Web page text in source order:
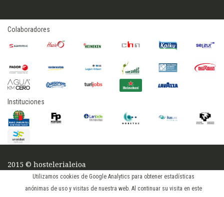
Utilizamos cookies de Google Analytics para obtener estadísticas
anónimas de uso y visitas de nuestra web. Al continuar su visita en este
Colaboradores
Instituciones
2015 © hostelerialeioa